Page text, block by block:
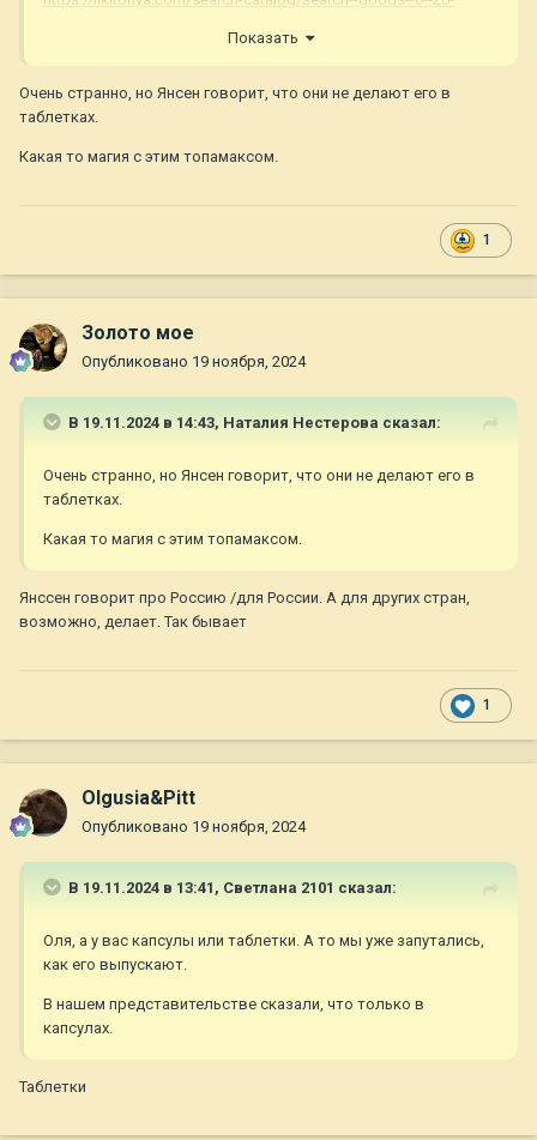
Показать
Очень странно, но Янсен говорит, что они не делают его в
таблетках.
Какая то магия с этим топамаксом.
1
Золото мое
Опубликовано 19 ноября, 2024
В 19.11.2024 в 14:43, Наталия Нестерова сказал:
Очень странно, но Янсен говорит, что они не делают его в
таблетках.
Какая то магия с этим топамаксом.
Янссен говорит про Россию /для России. А для других стран,
возможно, делает. Так бывает
1
Olgusia&Pitt
Опубликовано 19 ноября, 2024
В 19.11.2024 в 13:41, Светлана 2101 сказал:
Оля, а у вас капсулы или таблетки. А то мы уже запутались,
как его выпускают.
В нашем представительстве сказали, что только в
капсулах.
Таблетки